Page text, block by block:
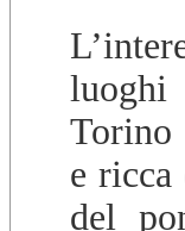
Torino
e
del